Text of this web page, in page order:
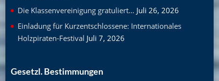
Die Klassenvereinigung gratuliert… Juli 26, 2026
Einladung für Kurzentschlossene: Internationales
Holzpiraten-Festival Juli 7, 2026
Gesetzl. Bestimmungen